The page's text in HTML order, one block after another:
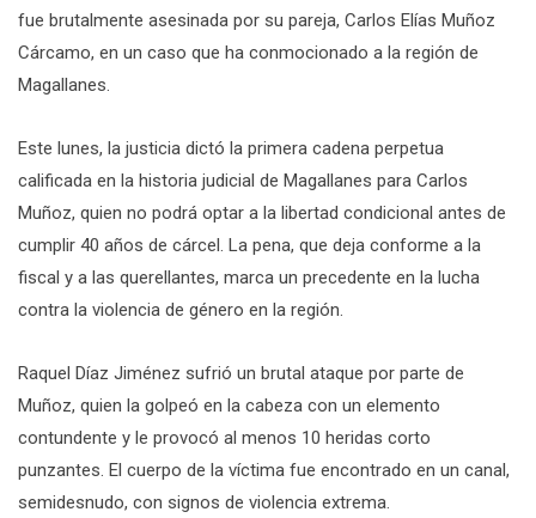
fue brutalmente asesinada por su pareja, Carlos Elías Muñoz
Cárcamo, en un caso que ha conmocionado a la región de
Magallanes.
Este lunes, la justicia dictó la primera cadena perpetua
calificada en la historia judicial de Magallanes para Carlos
Muñoz, quien no podrá optar a la libertad condicional antes de
cumplir 40 años de cárcel. La pena, que deja conforme a la
fiscal y a las querellantes, marca un precedente en la lucha
contra la violencia de género en la región.
Raquel Díaz Jiménez sufrió un brutal ataque por parte de
Muñoz, quien la golpeó en la cabeza con un elemento
contundente y le provocó al menos 10 heridas corto
punzantes. El cuerpo de la víctima fue encontrado en un canal,
semidesnudo, con signos de violencia extrema.